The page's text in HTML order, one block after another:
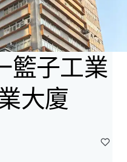
籃子工業
大廈